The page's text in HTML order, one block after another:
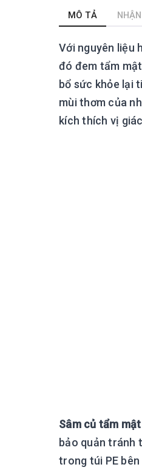
MÔ TẢ
Với nguyên liệu
đó đem tẩm
bổ sức khỏe lại
mùi thơm của
kích thích vị
Sâm củ tẩm
bảo quản tránh
trong túi PE